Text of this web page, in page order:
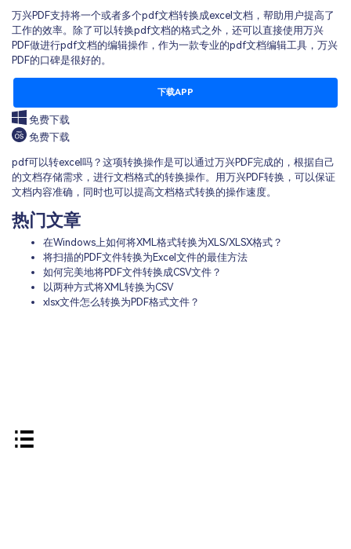
万兴PDF支持将一个或者多个pdf文档转换成excel文档，帮助用户提高了
工作的效率。除了可以转换pdf文档的格式之外，还可以直接使用万兴
PDF做进行pdf文档的编辑操作，作为一款专业的pdf文档编辑工具，万兴
PDF的口碑是很好的。
下载APP
免费下载
免费下载
pdf可以转excel吗？这项转换操作是可以通过万兴PDF完成的，根据自己
的文档存储需求，进行文档格式的转换操作。用万兴PDF转换，可以保证
文档内容准确，同时也可以提高文档格式转换的操作速度。
热门文章
在Windows上如何将XML格式转换为XLS/XLSX格式？
将扫描的PDF文件转换为Excel文件的最佳方法
如何完美地将PDF文件转换成CSV文件？
以两种方式将XML转换为CSV
xlsx文件怎么转换为PDF格式文件？